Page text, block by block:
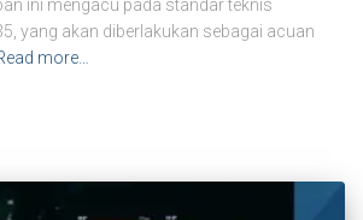
ini mengacu pada standar teknis
yang akan diberlakukan sebagai acuan
more…